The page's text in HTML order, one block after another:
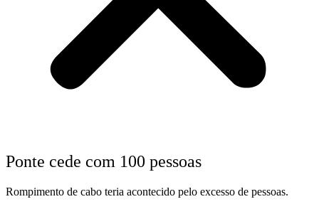
Ponte cede com 100 pessoas
Rompimento de cabo teria acontecido pelo excesso de pessoas.